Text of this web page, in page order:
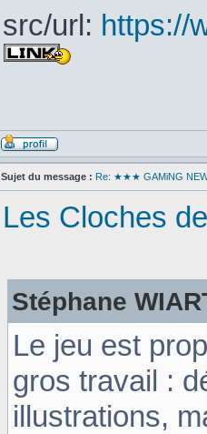
src/url: https://
Sujet du message : Re: ★★★ GAMiNG
Les Cloches
Stéphane
Le jeu est
gros travail :
illustrations,